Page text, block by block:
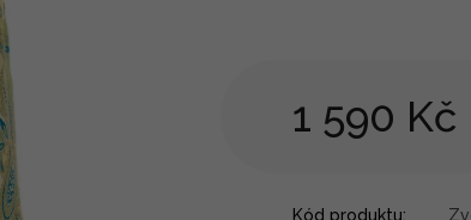
1 590 Kč
Kód produktu: